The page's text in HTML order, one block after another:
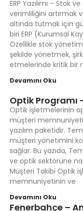
ERP Yazılımı – Stok
verimliliğini artırmak
altında tutmak için
biri ERP (Kurumsal
Özellikle stok
şekilde yönetmek,
etmelerinde kritik bir
Devamını Oku
Optik Programı
Optik işletmelerinin
müşteri
yazılım paketidir.
müşteri yönetimini
sağlar. Bu yazıda,
ve optik sektörüne
Müşteri Takibi Optik
memnuniyetinin ve
Devamını Oku
Fenerbahçe –